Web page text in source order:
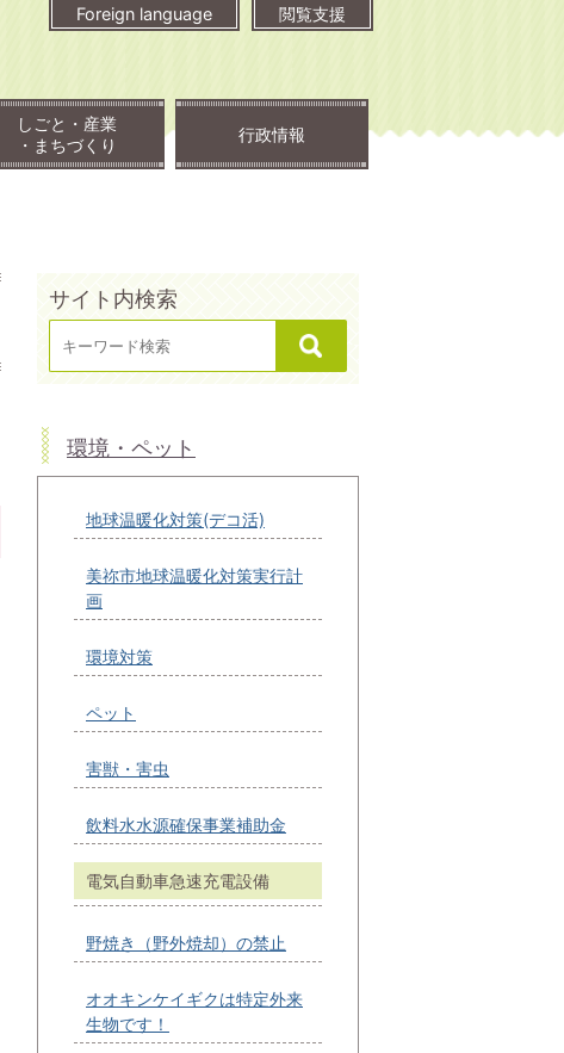
Foreign language 閲覧支援
しごと・産業
・まちづくり
行政情報
サイト内検索
環境・ペット
地球温暖化対策(デコ活)
美祢市地球温暖化対策実行計
画
環境対策
ペット
害獣・害虫
飲料水水源確保事業補助金
電気自動車急速充電設備
野焼き（野外焼却）の禁止
オオキンケイギクは特定外来
生物です！